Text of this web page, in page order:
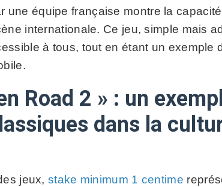
une équipe française montre la
internationale. Ce jeu, simple mais
à tous, tout en étant un exemple
Road 2 » : un
dans la
jeux,stake minimum 1 centime